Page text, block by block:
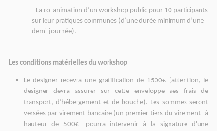
- La co-animation d’un workshop public pour 10 participants
sur leur pratiques communes (d’une durée minimum d’une
demi-journée).
Les conditions matérielles du workshop
Le designer recevra une gratification de 1500€ (attention, le
designer devra assurer sur cette enveloppe ses frais de
transport, d’hébergement et de bouche). Les sommes seront
versées par virement bancaire (un premier tiers du virement -à
hauteur de 500€- pourra intervenir à la signature d'une